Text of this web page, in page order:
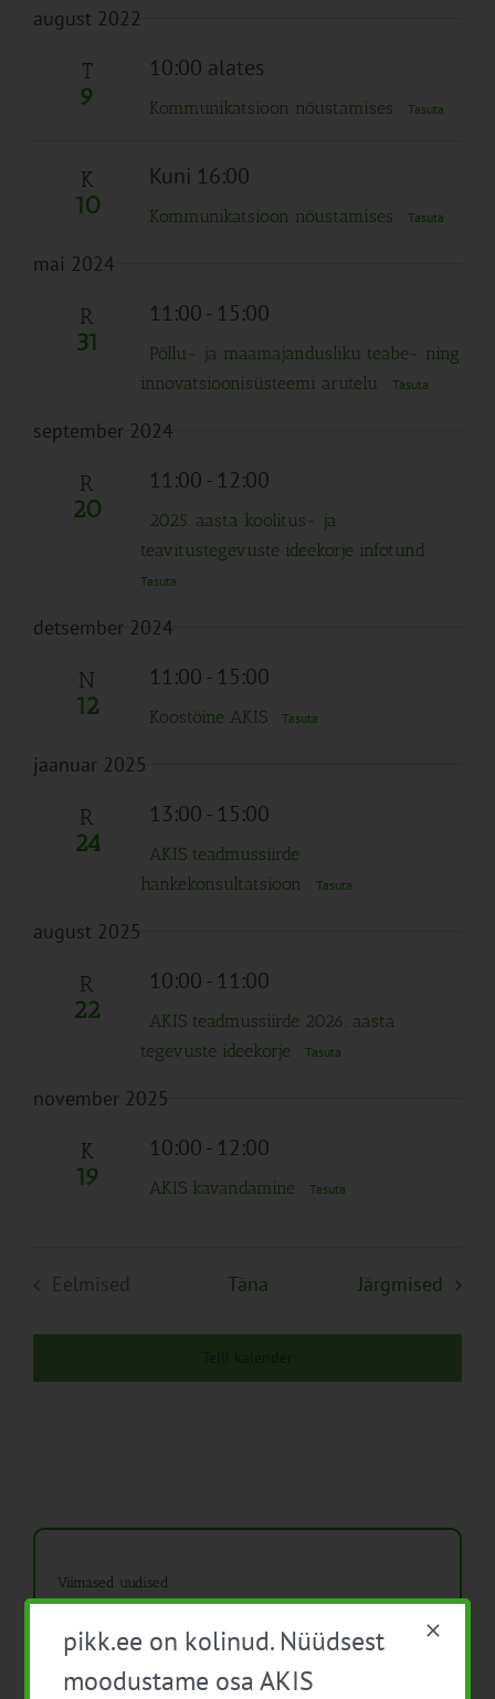
august 2022
T
9
10:00 alates
Kommunikatsioon nõustamises Tasuta
K
10
Kuni 16:00
Kommunikatsioon nõustamises Tasuta
mai 2024
R
31
11:00- 15:00
Põllu- ja maamajandusliku teabe- ning
innovatsioonisüsteemi arutelu
Tasuta
september 2024
R
20
11:00- 12:00
2025. aasta koolitus- ja
teavitustegevuste ideekorje infotund
Tasuta
detsember 2024
N
12
11:00- 15:00
Koostöine AKIS Tasuta
jaanuar 2025
R
24
13:00- 15:00
AKIS teadmussiirde
hankekonsultatsioon
Tasuta
august 2025
R
22
10:00- 11:00
AKIS teadmussiirde 2026. aasta
tegevuste ideekorje
Tasuta
november 2025
K
19
10:00- 12:00
AKIS kavandamine Tasuta
Eelmised
Täna Järgmised
Viimased uudised
Ammendatud turbaalad marjapõldudeks
pikk.ee on kolinud. Nüüdsest
moodustame osa AKIS